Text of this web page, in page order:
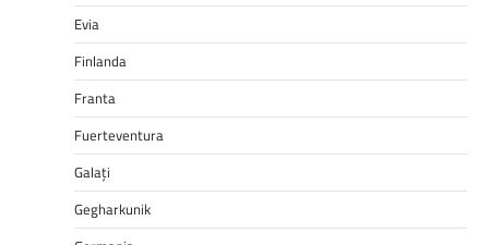
Evia
Finlanda
Franta
Fuerteventura
Galați
Gegharkunik